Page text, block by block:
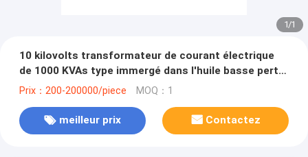
1/1
10 kilovolts transformateur de courant électrique
de 1000 KVAs type immergé dans l'huile basse perte
de 3 phases
Prix：200-200000/piece MOQ：1
meilleur prix Contactez